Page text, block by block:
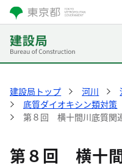
建設局トップ 河川
底質ダイオキシン類対策
第８回 横十間川底質関
第８回 横十